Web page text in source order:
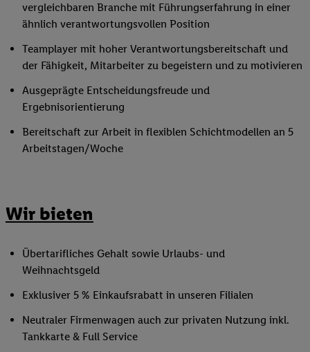
vergleichbaren Branche mit Führungserfahrung in einer
ähnlich verantwortungsvollen Position
Teamplayer mit hoher Verantwortungsbereitschaft und
der Fähigkeit, Mitarbeiter zu begeistern und zu motivieren
Ausgeprägte Entscheidungsfreude und
Ergebnisorientierung
Bereitschaft zur Arbeit in flexiblen Schichtmodellen an 5
Arbeitstagen/Woche
Wir bieten
Übertarifliches Gehalt sowie Urlaubs- und
Weihnachtsgeld
Exklusiver 5 % Einkaufsrabatt in unseren Filialen
Neutraler Firmenwagen auch zur privaten Nutzung inkl.
Tankkarte & Full Service